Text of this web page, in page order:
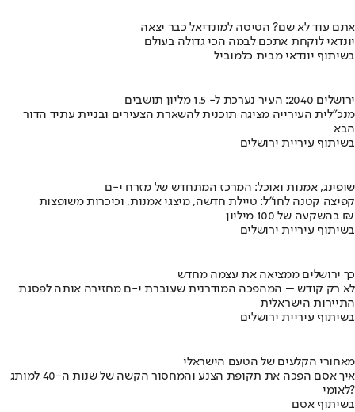
אתם עוד לא שם? הטיסה למונדיאל כבר יצאה
יונדאי לוקחת אתכם לבמה הכי גדולה בעולם
בשיתוף יונדאי מבית כלמוביל
ירושלים 2040: העיר נערכת ל- 1.5 מליון תושבים
מנכ"לית העירייה מציגה תוכנית להשארת הצעירים ובניית עתיד הדור
הבא
בשיתוף עיריית ירושלים
שופינג, אמנות ואוכל: המרכז המתחדש של מזרח י-ם
קפיצה קטנה לחו"ל: טיילת חדשה, מיצגי אמנות, וכיכרות משופצות
בהשקעה של 100 מיליון ₪
בשיתוף עיריית ירושלים
כך ירושלים ממציאה את עצמה מחדש
לא רק קודש – המהפכה המודרנית שעוברת י-ם מחזירה אותה לפסגת
התיירות הישראלית
בשיתוף עיריית ירושלים
מאחורי הקלעים של הטעם הישראלי
איך אסם הפכה את תקופת הצנע והמחסור הקשה של שנות ה-40 למותג
לאומי?
בשיתוף אסם